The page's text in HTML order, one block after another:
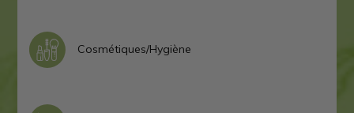
Cosmétiques/Hygiène